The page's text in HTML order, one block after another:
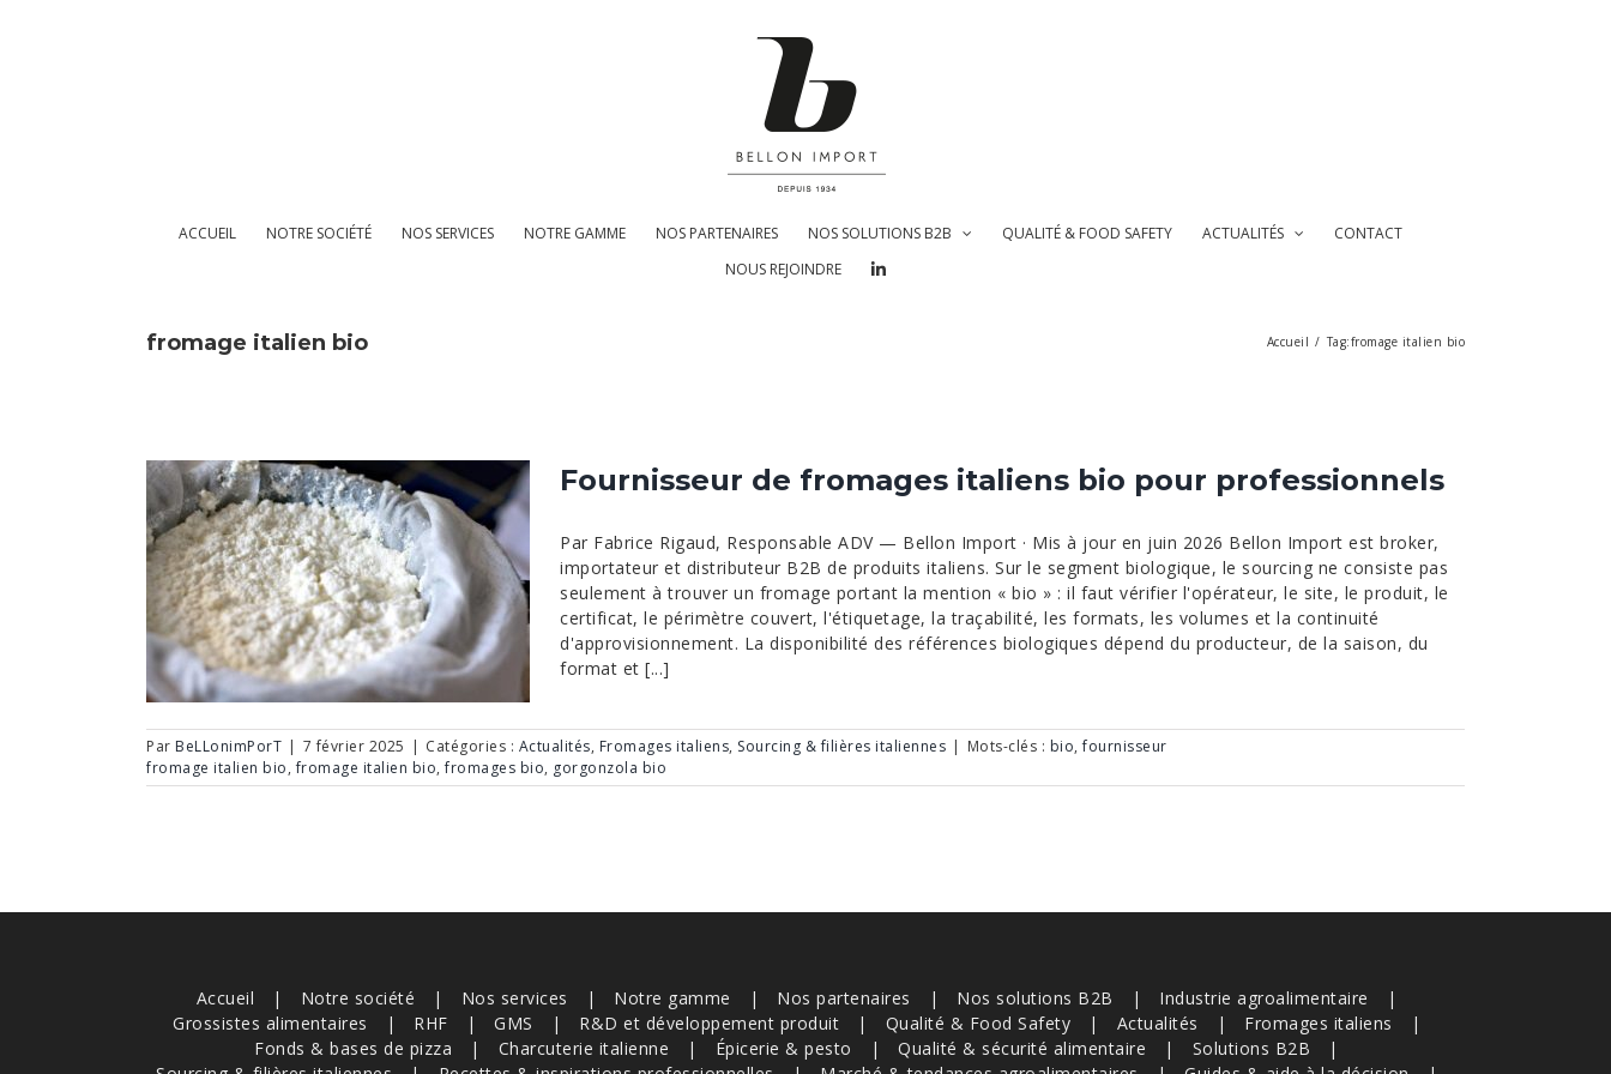
ACCUEIL NOTRE SOCIÉTÉ NOS SERVICES NOTRE GAMME NOS PARTENAIRES NOS SOLUTIONS B2B QUALITÉ & FOOD SAFETY ACTUALITÉS
CONTACT
NOUS REJOINDRE
fromage italien bio Accueil / Tag:fromage italien bio
Fournisseur de fromages italiens bio pour professionnels
Par Fabrice Rigaud, Responsable ADV — Bellon Import · Mis à jour en juin 2026 Bellon Import est broker,
importateur et distributeur B2B de produits italiens. Sur le segment biologique, le sourcing ne consiste pas
seulement à trouver un fromage portant la mention « bio » : il faut vérifier l'opérateur, le site, le produit, le
certificat, le périmètre couvert, l'étiquetage, la traçabilité, les formats, les volumes et la continuité
d'approvisionnement. La disponibilité des références biologiques dépend du producteur, de la saison, du
format et [...]
Par BeLLonimPorT | 7 février 2025 | Catégories : Actualités, Fromages italiens, Sourcing & filières italiennes | Mots-clés : bio,fournisseur
fromage italien bio,fromage italien bio,fromages bio, gorgonzola bio
Accueil Notre société Nos services Notre gamme Nos partenaires Nos solutions B2B
Industrie agroalimentaire
Grossistes alimentaires
RHF GMS R&D et développement produit Qualité & Food Safety Actualités
Fromages italiens
Fonds & bases de pizza
Charcuterie italienne Épicerie & pesto Qualité & sécurité alimentaire
Solutions B2B